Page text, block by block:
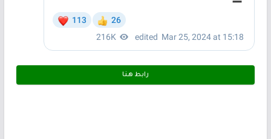
رابط هـنـا